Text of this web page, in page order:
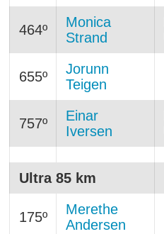
464º
Monica
Strand
655º
Jorunn
Teigen
757º
Einar
Iversen
Ultra 85 km
175º
Merethe
Andersen